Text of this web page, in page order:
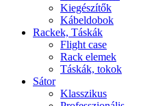
Kiegészítők
Kábeldobok
Rackek, Táskák
Flight case
Rack elemek
Táskák, tokok
Sátor
Klasszikus